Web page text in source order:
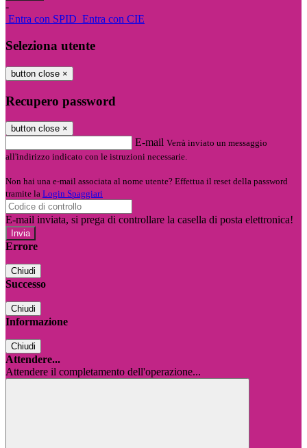
-
Entra con SPID Entra con CIE
Seleziona utente
button close ×
Recupero password
button close ×
E-mail Verrà inviato un messaggio
all'indirizzo indicato con le istruzioni necessarie.
Non hai una e-mail associata al nome utente? Effettua il reset della password
tramite la Login Spaggiari
E-mail inviata, si prega di controllare la casella di posta elettronica!
Errore
Chiudi
Successo
Chiudi
Informazione
Chiudi
Attendere...
Attendere il completamento dell'operazione...